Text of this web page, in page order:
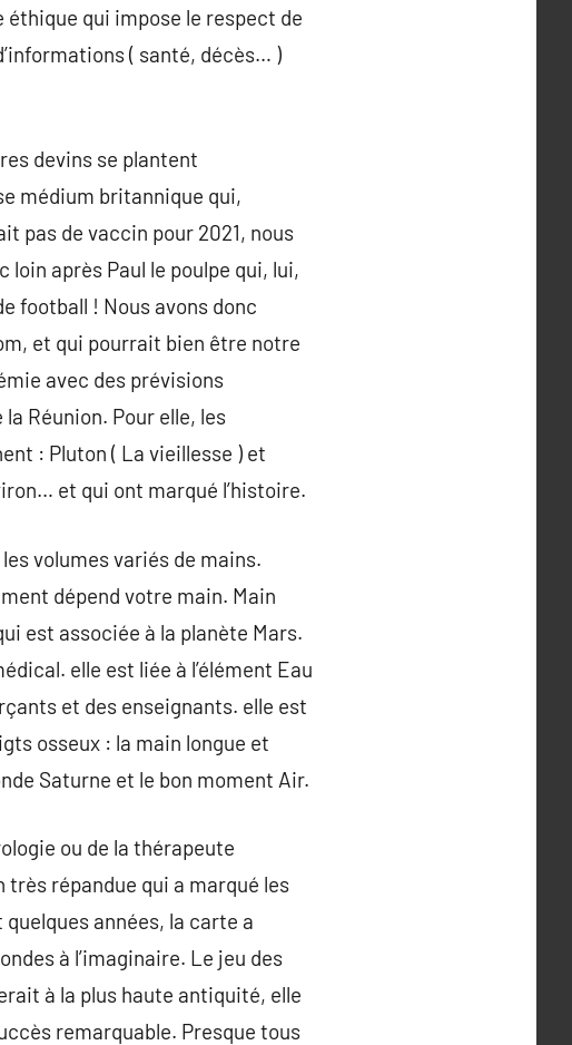
qui impose le respect de
( santé, décès… )
devins se plantent
médium britannique qui,
pas de vaccin pour 2021, nous
loin après Paul le poulpe qui, lui,
football ! Nous avons donc
et qui pourrait bien être notre
avec des prévisions
Réunion. Pour elle, les
: Pluton ( La vieillesse ) et
et qui ont marqué l’histoire.
volumes variés de mains.
dépend votre main. Main
est associée à la planète Mars.
elle est liée à l’élément Eau
et des enseignants. elle est
osseux : la main longue et
Saturne et le bon moment Air.
ou de la thérapeute
très répandue qui a marqué les
années, la carte a
à l’imaginaire. Le jeu des
à la plus haute antiquité, elle
remarquable. Presque tous